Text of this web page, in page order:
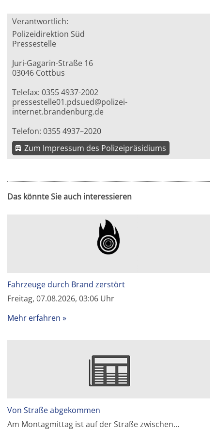
Verantwortlich:
Polizeidirektion Süd
Pressestelle
Juri-Gagarin-Straße 16
03046 Cottbus
Telefax: 0355 4937-2002
pressestelle01.pdsued@polizei-
internet.brandenburg.de
Telefon: 0355 4937–2020
Zum Impressum des Polizeipräsidiums
Das könnte Sie auch interessieren
Fahrzeuge durch Brand zerstört
Freitag, 07.08.2026, 03:06 Uhr
Mehr erfahren
Von Straße abgekommen
Am Montagmittag ist auf der Straße zwischen…